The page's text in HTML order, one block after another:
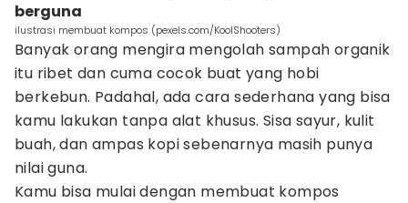
berguna
ilustrasi membuat kompos (pexels.com/KoolShooters)
Banyak orang mengira mengolah sampah organik
itu ribet dan cuma cocok buat yang hobi
berkebun. Padahal, ada cara sederhana yang bisa
kamu lakukan tanpa alat khusus. Sisa sayur, kulit
buah, dan ampas kopi sebenarnya masih punya
nilai guna.
Kamu bisa mulai dengan membuat kompos